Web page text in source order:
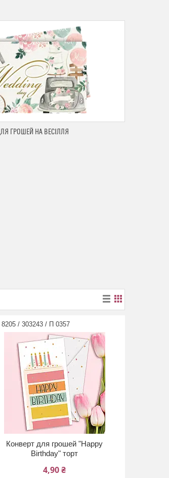
ГРОШЕЙ НА ВЕСІЛЛЯ
8205 / 303243 / П 0357
Конверт для грошей "Happy
Birthday" торт
4,90 ₴